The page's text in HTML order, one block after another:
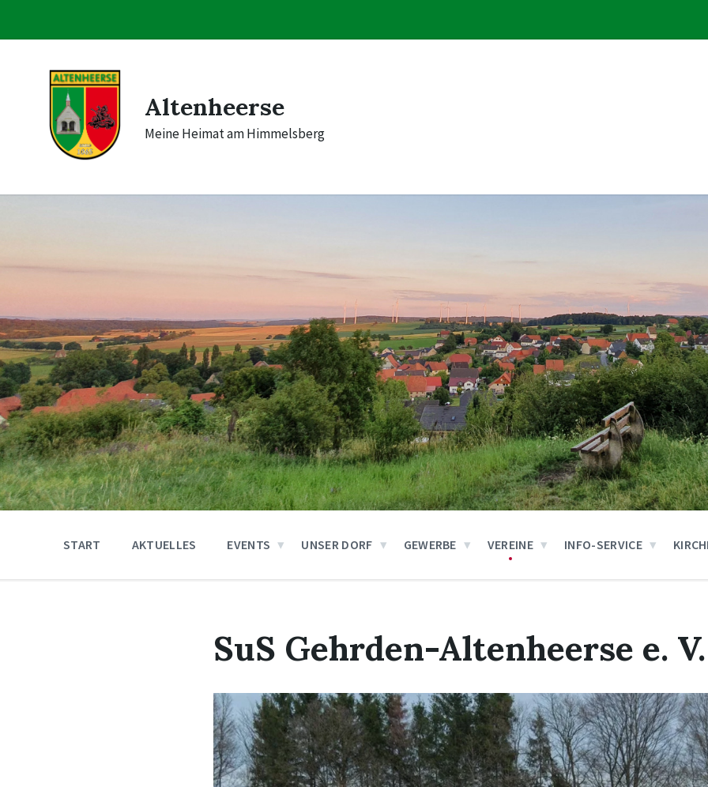
content
main
footer
Altenheerse
Meine Heimat am Himmelsberg
START AKTUELLES EVENTS UNSER DORF GEWERBE VEREINE INFO-SERVICE
SuS Gehrden-Altenheerse e. V.